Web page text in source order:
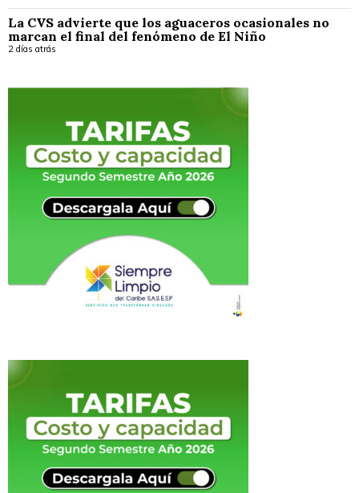
La CVS advierte que los aguaceros ocasionales no
marcan el final del fenómeno de El Niño
2 días atrás